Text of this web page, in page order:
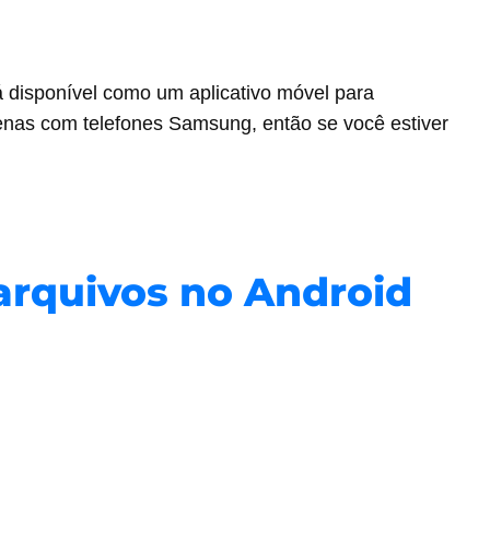
como um aplicativo móvel para
com telefones Samsung, então se você estiver
no Android